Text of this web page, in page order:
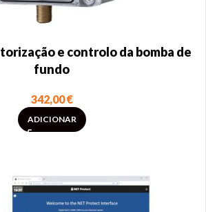
e controlo da bomba de
fundo
342,00€
ADICIONAR